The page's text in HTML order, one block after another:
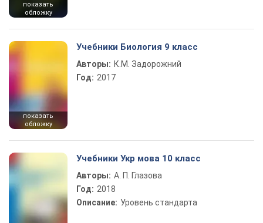
показать
обложку
показать
обложку
Учебники Биология 9 класс
Авторы: К.М. Задорожний
Год: 2017
Учебники Укр мова 10 класс
Авторы: А. П. Глазова
Год: 2018
Описание: Уровень стандарта